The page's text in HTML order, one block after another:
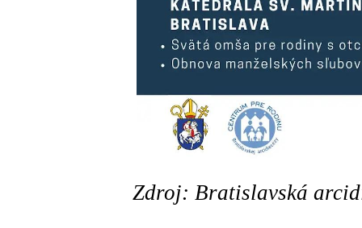
Zdroj: Bratislavská